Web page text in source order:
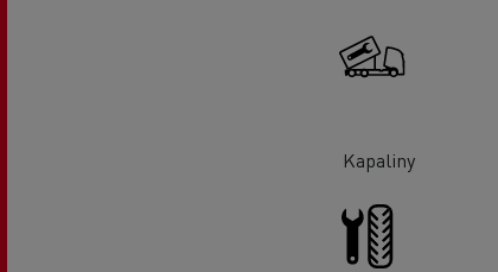
Kapaliny